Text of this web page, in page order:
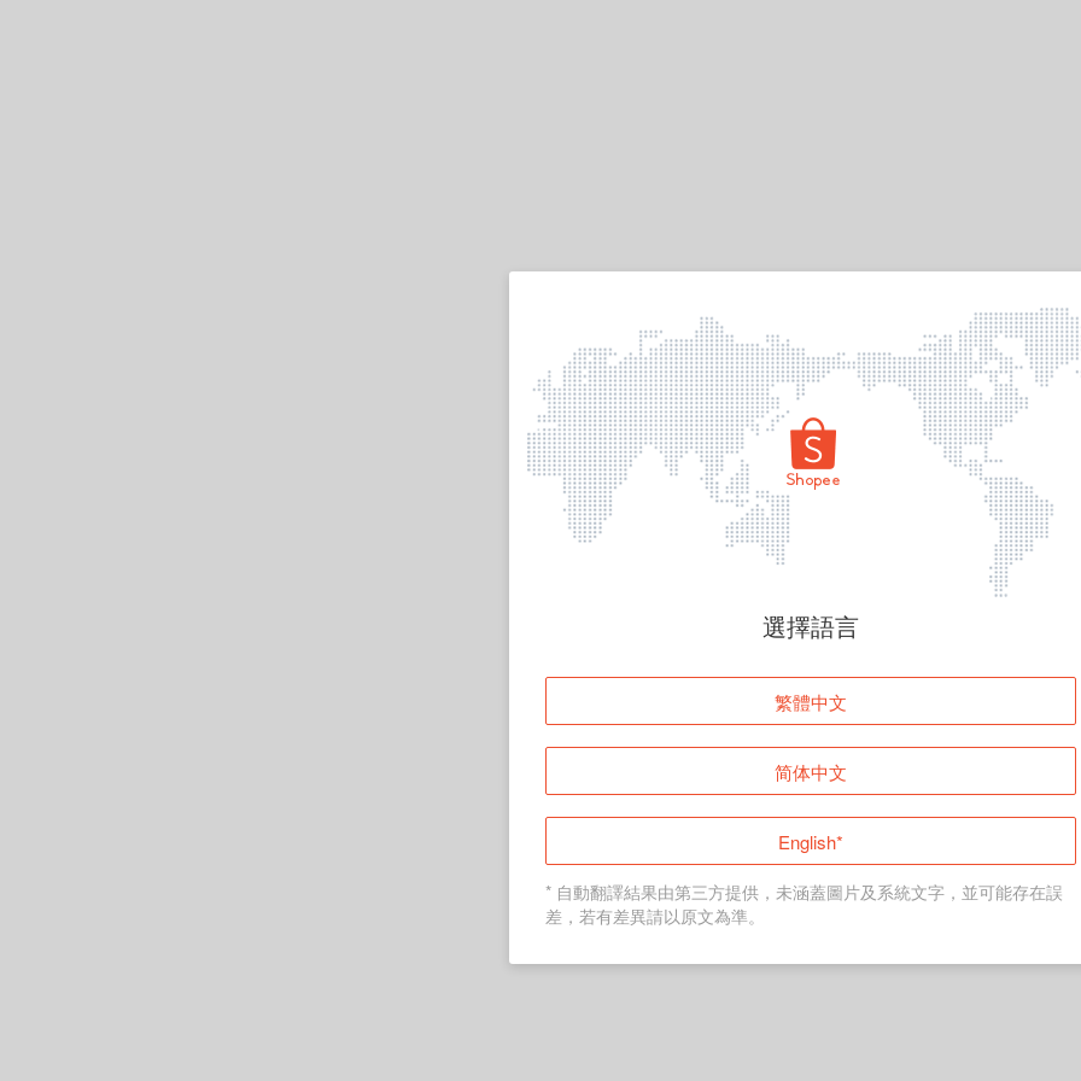
頁面無法顯示
登入
返回首頁
選擇語言
繁體中文
简体中文
English*
* 自動翻譯結果由第三方提供，未涵蓋圖片及系統文字，並可能存在誤
差，若有差異請以原文為準。